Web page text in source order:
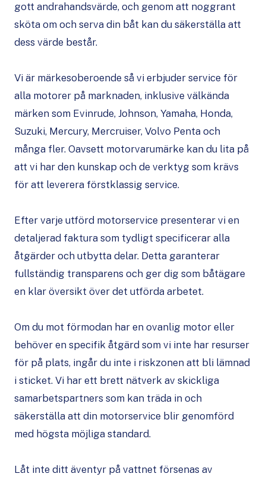
gott andrahandsvärde, och genom att noggrant
sköta om och serva din båt kan du säkerställa att
dess värde består.
Vi är märkesoberoende så vi erbjuder service för
alla motorer på marknaden, inklusive välkända
märken som Evinrude, Johnson, Yamaha, Honda,
Suzuki, Mercury, Mercruiser, Volvo Penta och
många fler. Oavsett motorvarumärke kan du lita på
att vi har den kunskap och de verktyg som krävs
för att leverera förstklassig service.
Efter varje utförd motorservice presenterar vi en
detaljerad faktura som tydligt specificerar alla
åtgärder och utbytta delar. Detta garanterar
fullständig transparens och ger dig som båtägare
en klar översikt över det utförda arbetet.
Om du mot förmodan har en ovanlig motor eller
behöver en specifik åtgärd som vi inte har resurser
för på plats, ingår du inte i riskzonen att bli lämnad
i sticket. Vi har ett brett nätverk av skickliga
samarbetspartners som kan träda in och
säkerställa att din motorservice blir genomförd
med högsta möjliga standard.
Låt inte ditt äventyr på vattnet försenas av